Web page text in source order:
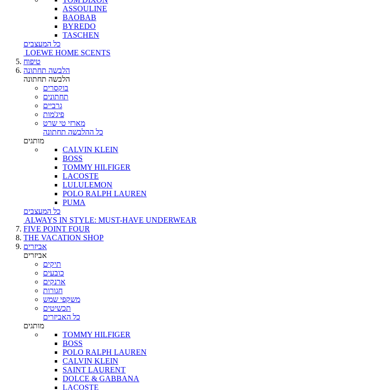
ASSOULINE
BAOBAB
BYREDO
TASCHEN
כל המעצבים
LOEWE HOME SCENTS
טיפוח
הלבשה תחתונה
הלבשה תחתונה
בוקסרים
תחתונים
גרביים
פיג'מות
מארזי טי שרט
כל ההלבשה תחתונה
מותגים
CALVIN KLEIN
BOSS
TOMMY HILFIGER
LACOSTE
LULULEMON
POLO RALPH LAUREN
PUMA
כל המעצבים
ALWAYS IN STYLE: MUST-HAVE UNDERWEAR
FIVE POINT FOUR
THE VACATION SHOP
אביזרים
אביזרים
תיקים
כובעים
ארנקים
חגורות
משקפי שמש
תכשיטים
כל האביזרים
מותגים
TOMMY HILFIGER
BOSS
POLO RALPH LAUREN
CALVIN KLEIN
SAINT LAURENT
DOLCE & GABBANA
LACOSTE